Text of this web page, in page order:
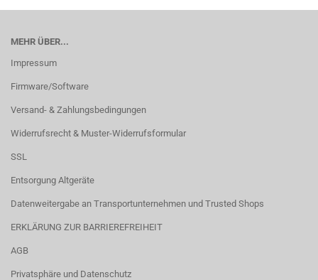
MEHR ÜBER...
Impressum
Firmware/Software
Versand- & Zahlungsbedingungen
Widerrufsrecht & Muster-Widerrufsformular
SSL
Entsorgung Altgeräte
Datenweitergabe an Transportunternehmen und Trusted Shops
ERKLÄRUNG ZUR BARRIEREFREIHEIT
AGB
Privatsphäre und Datenschutz